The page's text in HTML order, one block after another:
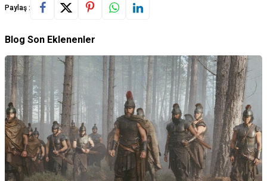
Paylaş :
Blog Son Eklenenler